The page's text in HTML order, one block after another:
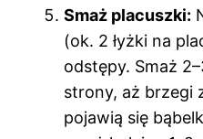
Smaż placuszki:
(ok. 2 łyżki na
odstępy. Smaż
strony, aż brzegi
pojawią się